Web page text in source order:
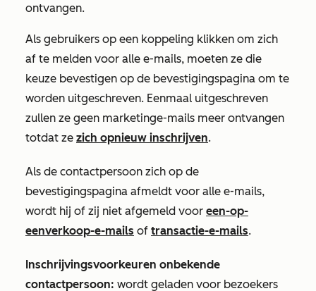
ontvangen.
Als gebruikers op een koppeling klikken om zich
af te melden voor alle e-mails, moeten ze die
keuze bevestigen op de bevestigingspagina om te
worden uitgeschreven. Eenmaal uitgeschreven
zullen ze geen marketinge-mails meer ontvangen
totdat ze zich opnieuw inschrijven.
Als de contactpersoon zich op de
bevestigingspagina afmeldt voor alle e-mails,
wordt hij of zij niet afgemeld voor een-op-
eenverkoop-e-mails of transactie-e-mails.
Inschrijvingsvoorkeuren onbekende
contactpersoon: wordt geladen voor bezoekers